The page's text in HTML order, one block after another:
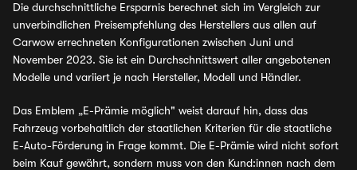
Die durchschnittliche Ersparnis berechnet sich im Vergleich zur
unverbindlichen Preisempfehlung des Herstellers aus allen auf
Carwow errechneten Konfigurationen zwischen Juni und
November 2023. Sie ist ein Durchschnittswert aller angebotenen
Modelle und variiert je nach Hersteller, Modell und Händler.
Das Emblem „E-Prämie möglich" weist darauf hin, dass das
Fahrzeug vorbehaltlich der staatlichen Kriterien für die staatliche
E-Auto-Förderung in Frage kommt. Die E-Prämie wird nicht sofort
beim Kauf gewährt, sondern muss von den Kund:innen nach dem